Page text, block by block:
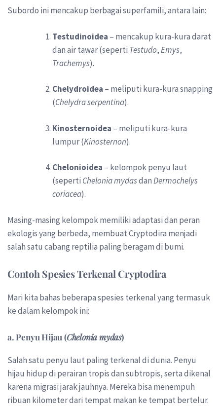
Subordo ini mencakup berbagai superfamili, antara lain:
Testudinoidea – mencakup kura-kura darat
dan air tawar (seperti Testudo,Emys,
Trachemys).
Chelydroidea – meliputi kura-kura snapping
(Chelydra serpentina).
Kinosternoidea – meliputi kura-kura
lumpur (Kinosternon).
Chelonioidea – kelompok penyu laut
(seperti Chelonia mydasdanDermochelys
coriacea).
Masing-masing kelompok memiliki adaptasi dan peran
ekologis yang berbeda, membuat Cryptodira menjadi
salah satu cabang reptilia paling beragam di bumi.
Contoh Spesies Terkenal Cryptodira
Mari kita bahas beberapa spesies terkenal yang termasuk
ke dalam kelompok ini:
a. Penyu Hijau (Chelonia mydas)
Salah satu penyu laut paling terkenal di dunia. Penyu
hijau hidup di perairan tropis dan subtropis, serta dikenal
karena migrasi jarak jauhnya. Mereka bisa menempuh
ribuan kilometer dari tempat makan ke tempat bertelur.